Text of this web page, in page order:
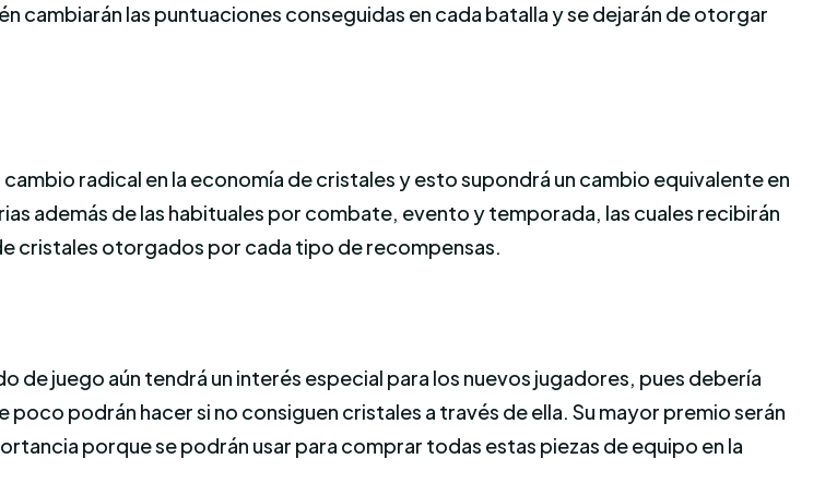
cambiarán las puntuaciones conseguidas en cada batalla y se dejarán de otorgar
radical en la economía de cristales y esto supondrá un cambio equivalente en
además de las habituales por combate, evento y temporada, las cuales recibirán
cristales otorgados por cada tipo de recompensas.
de juego aún tendrá un interés especial para los nuevos jugadores, pues debería
poco podrán hacer si no consiguen cristales a través de ella. Su mayor premio serán
porque se podrán usar para comprar todas estas piezas de equipo en la